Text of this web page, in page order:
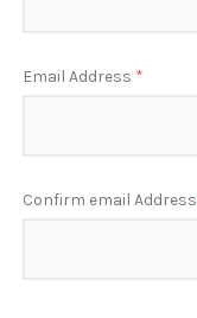
Email Address *
Confirm email Address